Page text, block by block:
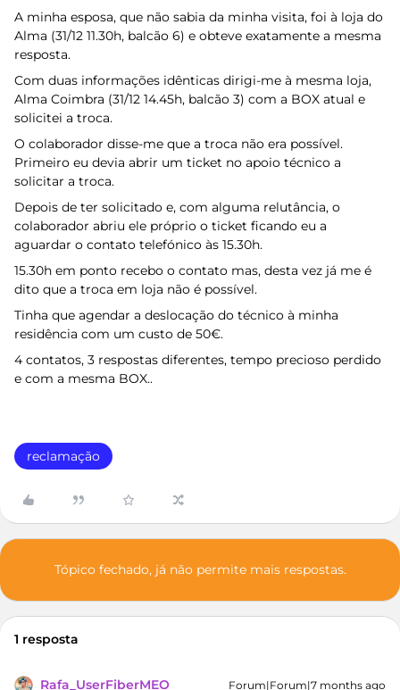
A minha esposa, que não sabia da minha visita, foi à loja do
Alma (31/12 11.30h, balcão 6) e obteve exatamente a mesma
resposta.
Com duas informações idênticas dirigi-me à mesma loja,
Alma Coimbra (31/12 14.45h, balcão 3) com a BOX atual e
solicitei a troca.
O colaborador disse-me que a troca não era possível.
Primeiro eu devia abrir um ticket no apoio técnico a
solicitar a troca.
Depois de ter solicitado e, com alguma relutância, o
colaborador abriu ele próprio o ticket ficando eu a
aguardar o contato telefónico às 15.30h.
15.30h em ponto recebo o contato mas, desta vez já me é
dito que a troca em loja não é possível.
Tinha que agendar a deslocação do técnico à minha
residência com um custo de 50€.
4 contatos, 3 respostas diferentes, tempo precioso perdido
e com a mesma BOX..
reclamação
Tópico fechado, já não permite mais respostas.
1 resposta
Rafa_UserFiberMEO Forum|Forum|7 months ago